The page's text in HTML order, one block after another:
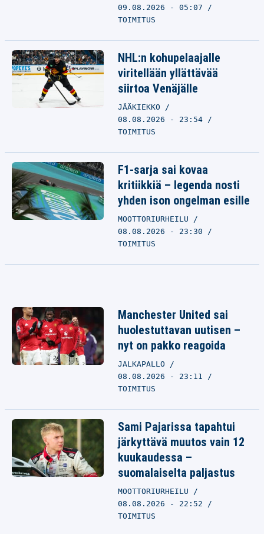
09.08.2026 - 05:07
TOIMITUS
NHL:n kohupelaajalle
viritellään yllättävää
siirtoa Venäjälle
JÄÄKIEKKO
08.08.2026 - 23:54
TOIMITUS
F1-sarja sai kovaa
kritiikkiä – legenda nosti
yhden ison ongelman esille
MOOTTORIURHEILU
08.08.2026 - 23:30
TOIMITUS
Manchester United sai
huolestuttavan uutisen –
nyt on pakko reagoida
JALKAPALLO
08.08.2026 - 23:11
TOIMITUS
Sami Pajarissa tapahtui
järkyttävä muutos vain 12
kuukaudessa –
suomalaiselta paljastus
MOOTTORIURHEILU
08.08.2026 - 22:52
TOIMITUS